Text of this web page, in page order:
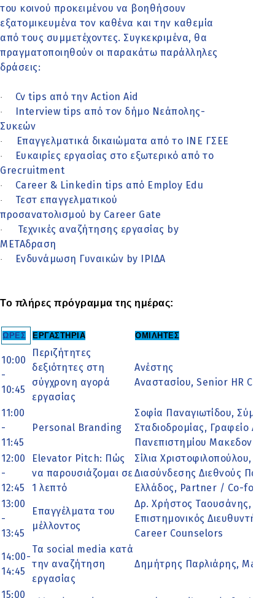
του κοινού προκειμένου να βοηθήσουν
εξατομικευμένα τον καθένα και την καθεμία
από τους συμμετέχοντες. Συγκεκριμένα, θα
πραγματοποιηθούν οι παρακάτω παράλληλες
δράσεις:
· Cv tips από την Action Aid
·
Interview tips από τον δήμο Νεάπολης-
Συκεών
· Επαγγελματικά δικαιώματα από το ΙΝΕ ΓΣΕΕ
·
Ευκαιρίες εργασίας στο εξωτερικό από το
Grecruitment
· Career & Linkedin tips από Employ Edu
·
Τεστ επαγγελματικού
προσανατολισμού by Career Gate
·
Τεχνικές αναζήτησης εργασίας by
ΜΕΤΑδραση
· Ενδυνάμωση Γυναικών by ΙΡΙΔΑ
Το πλήρες πρόγραμμα της ημέρας:
ΩΡΕΣ ΕΡΓΑΣΤΗΡΙΑ ΟΜΙΛΗΤΕΣ
10:00
-
10:45
Περιζήτητες
δεξιότητες στη
σύγχρονη αγορά
εργασίας
Ανέστης
Αναστασίου, Senior HR
11:00
-
11:45
Personal Branding
Σοφία Παναγιωτίδου,
Σταδιοδρομίας, Γραφείο
Πανεπιστημίου Μακεδονίας
12:00
-
12:45
Elevator Pitch: Πώς
να παρουσιάζομαι σε
1 λεπτό
Σίλια Χριστοφιλοπούλου,
Διασύνδεσης Διεθνούς
Ελλάδος, Partner / Co-
13:00
-
13:45
Επαγγέλματα του
μέλλοντος
Δρ. Χρήστος Ταουσάνης,
Επιστημονικός Διευθυντής
Career Counselors
14:00-
14:45
Τα social media κατά
την αναζήτηση
εργασίας
Δημήτρης Παρλιάρης,
15:00